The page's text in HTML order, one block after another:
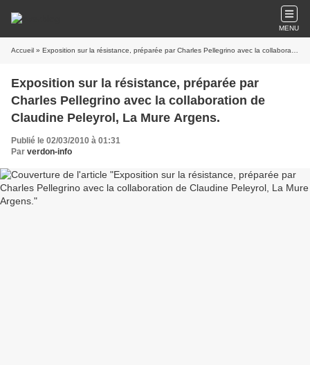
MENU
Accueil » Exposition sur la résistance, préparée par Charles Pellegrino avec la collaboration de Claudine Peleyrol, La Mure Argens.
Exposition sur la résistance, préparée par
Charles Pellegrino avec la collaboration de
Claudine Peleyrol, La Mure Argens.
Publié le 02/03/2010 à 01:31
Par verdon-info